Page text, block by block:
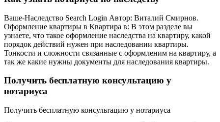
Ваше-Наследство Search Login Автор: Виталий Смирнов.
Оформление квартиры в Квартира в: В этом разделе вы
узнаете, что такое оформление наследства на квартиру, какой
порядок действий нужен при наследовании квартиры.
Тонкости и сложности связанные с оформленим на квартиру, а
так же какие нужны документы для наследования квартиры.
Получить бесплатную консультацию у
нотариуса
Получить бесплатную консультацию у нотариуса